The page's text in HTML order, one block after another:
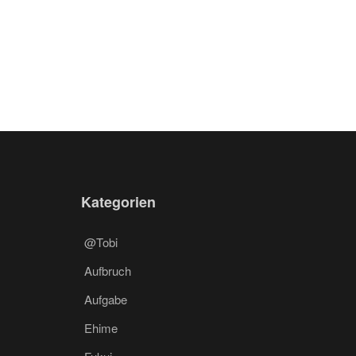
Kategorien
@Tobi
Aufbruch
Aufgabe
Ehime